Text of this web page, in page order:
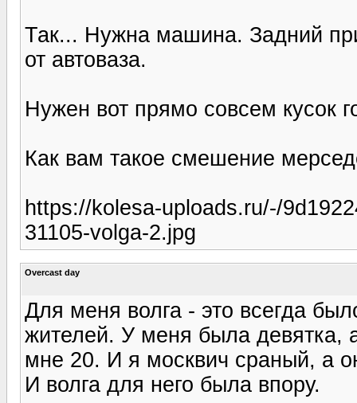
Так... Нужна машина. Задний
от автоваза.
Нужен вот прямо совсем кусок
Как вам такое смешение
https://kolesa-uploads.ru/-/
31105-volga-2.jpg
Overcast day
Для меня волга - это всегда
жителей. У меня была девятка,
мне 20. И я москвич сраный, а
И волга для него была впору.